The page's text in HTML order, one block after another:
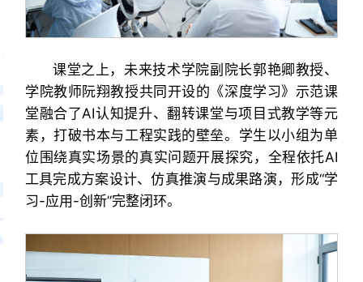
课堂之上，未来技术学院副院长郭艳卿教授、
学院教师阮翔教授共同开设的《深度学习》示范课
堂融合了AI认知提升、翻转课堂与项目式教学等元
素，打破书本与工程实践的壁垒。学生以小组为单
位围绕真实场景的真实问题开展探究，全程依托AI
工具完成方案设计、仿真推演与成果路演，形成“学
习-应用-创新”完整闭环。